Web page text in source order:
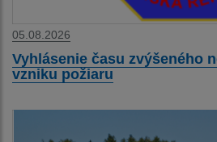
05.08.2026
Vyhlásenie času zvýšeného
vzniku požiaru